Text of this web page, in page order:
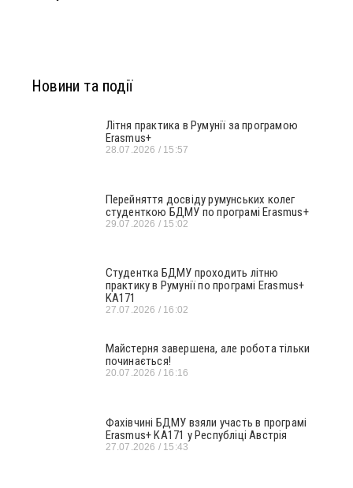
Новини та події
Літня практика в Румунії за програмою
Erasmus+
28.07.2026 15:57
Перейняття досвіду румунських колег
студенткою БДМУ по програмі Erasmus+
29.07.2026 15:02
Студентка БДМУ проходить літню
практику в Румунії по програмі Erasmus+
KA171
27.07.2026 16:02
Майстерня завершена, але робота тільки
починається!
20.07.2026 16:16
Фахівчині БДМУ взяли участь в програмі
Erasmus+ KA171 у Республіці Австрія
27.07.2026 15:43